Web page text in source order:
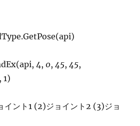
4,0,45,45,
1)
イント1 (2)ジョイント2 (3)ジョ